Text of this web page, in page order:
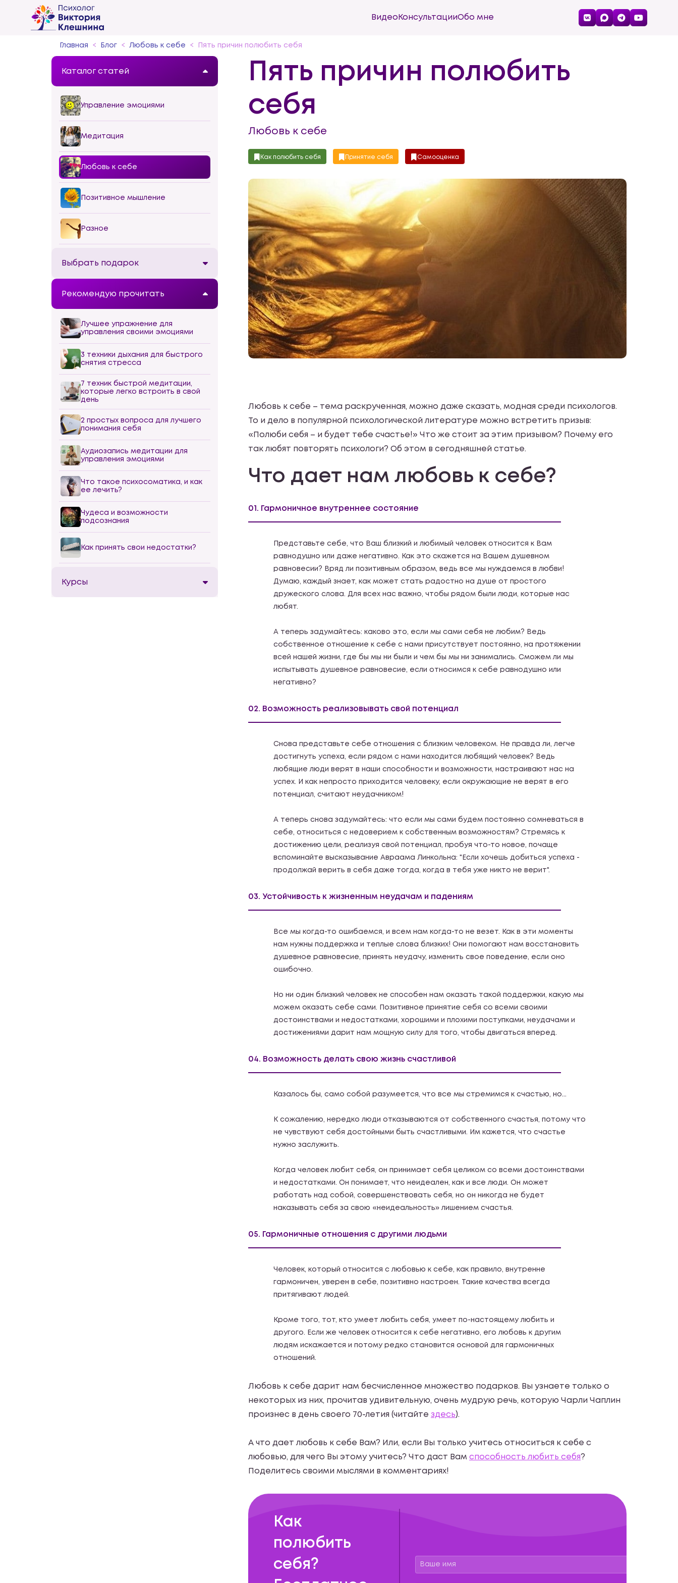
Видео КонсультацииОбо мне
Главная Блог Любовь к себе Пять причин полюбить себя
Каталог статей
Управление эмоциями
Медитация
Любовь к себе
Позитивное мышление
Разное
Выбрать подарок
Рекомендую прочитать
Лучшее упражнение для
управления своими эмоциями
3 техники дыхания для быстрого
снятия стресса
7 техник быстрой медитации,
которые легко встроить в свой
день
2 простых вопроса для лучшего
понимания себя
Аудиозапись медитации для
управления эмоциями
Что такое психосоматика, и как
ее лечить?
Чудеса и возможности
подсознания
Как принять свои недостатки?
Курсы
Пять причин полюбить
себя
Любовь к себе
Любовь к себе – тема раскрученная, можно даже сказать, модная среди психологов.
То и дело в популярной психологической литературе можно встретить призыв:
«Полюби себя – и будет тебе счастье!» Что же стоит за этим призывом? Почему его
так любят повторять психологи? Об этом в сегодняшней статье.
Что дает нам любовь к себе?
01. Гармоничное внутреннее состояние
Представьте себе, что Ваш близкий и любимый человек относится к Вам
равнодушно или даже негативно. Как это скажется на Вашем душевном
равновесии? Вряд ли позитивным образом, ведь все мы нуждаемся в любви!
Думаю, каждый знает, как может стать радостно на душе от простого
дружеского слова. Для всех нас важно, чтобы рядом были люди, которые нас
любят.
А теперь задумайтесь: каково это, если мы сами себя не любим? Ведь
собственное отношение к себе с нами присутствует постоянно, на протяжении
всей нашей жизни, где бы мы ни были и чем бы мы ни занимались. Сможем ли мы
испытывать душевное равновесие, если относимся к себе равнодушно или
негативно?
02. Возможность реализовывать свой потенциал
Снова представьте себе отношения с близким человеком. Не правда ли, легче
достигнуть успеха, если рядом с нами находится любящий человек? Ведь
любящие люди верят в наши способности и возможности, настраивают нас на
успех. И как непросто приходится человеку, если окружающие не верят в его
потенциал, считают неудачником!
А теперь снова задумайтесь: что если мы сами будем постоянно сомневаться в
себе, относиться с недоверием к собственным возможностям? Стремясь к
достижению цели, реализуя свой потенциал, пробуя что-то новое, почаще
вспоминайте высказывание Авраама Линкольна: "Если хочешь добиться успеха -
продолжай верить в себя даже тогда, когда в тебя уже никто не верит".
03. Устойчивость к жизненным неудачам и падениям
Все мы когда-то ошибаемся, и всем нам когда-то не везет. Как в эти моменты
нам нужны поддержка и теплые слова близких! Они помогают нам восстановить
душевное равновесие, принять неудачу, изменить свое поведение, если оно
ошибочно.
Но ни один близкий человек не способен нам оказать такой поддержки, какую мы
можем оказать себе сами. Позитивное принятие себя со всеми своими
достоинствами и недостатками, хорошими и плохими поступками, неудачами и
достижениями дарит нам мощную силу для того, чтобы двигаться вперед.
04. Возможность делать свою жизнь счастливой
Казалось бы, само собой разумеется, что все мы стремимся к счастью, но...
К сожалению, нередко люди отказываются от собственного счастья, потому что
не чувствуют себя достойными быть счастливыми. Им кажется, что счастье
нужно заслужить.
Когда человек любит себя, он принимает себя целиком со всеми достоинствами
и недостатками. Он понимает, что неидеален, как и все люди. Он может
работать над собой, совершенствовать себя, но он никогда не будет
наказывать себя за свою «неидеальность» лишением счастья.
05. Гармоничные отношения с другими людьми
Человек, который относится с любовью к себе, как правило, внутренне
гармоничен, уверен в себе, позитивно настроен. Такие качества всегда
притягивают людей.
Кроме того, тот, кто умеет любить себя, умеет по-настоящему любить и
другого. Если же человек относится к себе негативно, его любовь к другим
людям искажается и потому редко становится основой для гармоничных
отношений.
Любовь к себе дарит нам бесчисленное множество подарков. Вы узнаете только о
некоторых из них, прочитав удивительную, очень мудрую речь, которую Чарли Чаплин
произнес в день своего 70-летия (читайте здесь ).
А что дает любовь к себе Вам? Или, если Вы только учитесь относиться к себе с
любовью, для чего Вы этому учитесь? Что даст Вам способность любить себя?
Поделитесь своими мыслями в комментариях!
Как
полюбить
себя?
Как полюбить себя Принятие себя Самооценка